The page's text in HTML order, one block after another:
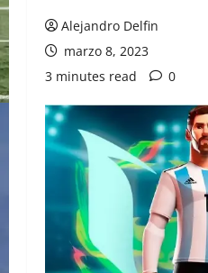
Alejandro Delfin
marzo 8, 2023
3 minutes read
0